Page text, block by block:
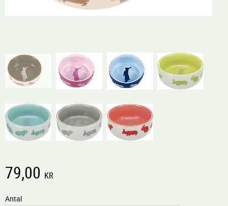
79,00 KR
Antal